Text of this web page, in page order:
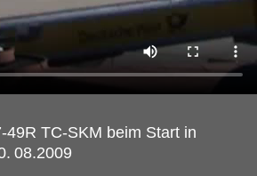
49R TC-SKM beim Start in
08.2009